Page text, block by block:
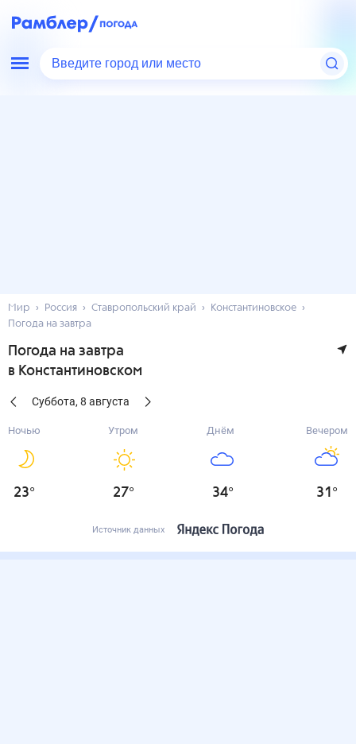
Введите город или место
Мир Россия Ставропольский край
Константиновское
Погода на завтра
Погода на завтра
в Константиновском
Суббота, 8 августа
Ночью
23°
Утром
27°
Днём
34°
Вечером
31 °
Источник данных